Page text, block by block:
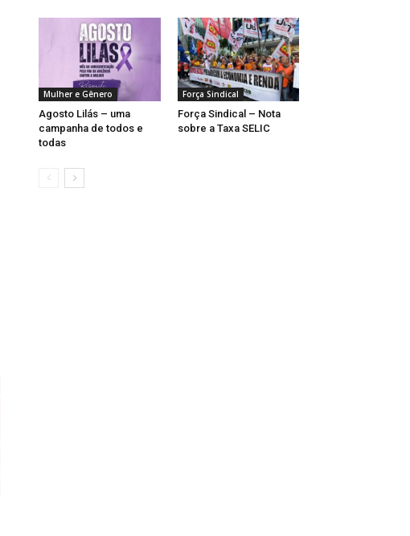
Mulher e Gênero
Agosto Lilás – uma
campanha de todos e
todas
Força Sindical
Força Sindical – Nota
sobre a Taxa SELIC